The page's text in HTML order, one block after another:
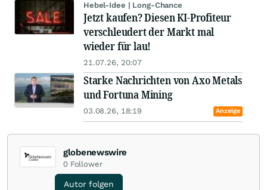
Hebel-Idee | Long-Chance
Jetzt kaufen? Diesen KI-Profiteur
verschleudert der Markt mal
wieder für lau!
21.07.26, 20:07
Starke Nachrichten von Axo Metals
und Fortuna Mining
03.08.26, 18:19 Anzeige
globenewswire
0 Follower
Autor folgen